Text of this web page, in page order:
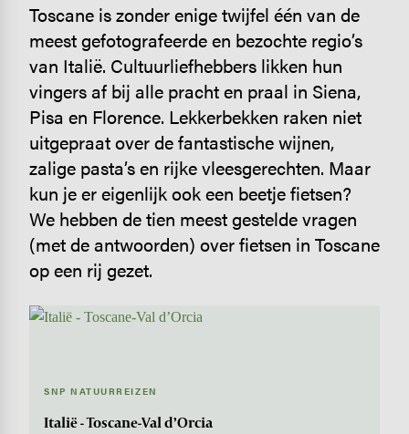
SNP NATUURREIZEN
Italië - Toscane-Val d’Orcia
Toscane is zonder enige twijfel één van de
meest gefotografeerde en bezochte regio’s
van Italië. Cultuurliefhebbers likken hun
vingers af bij alle pracht en praal in Siena,
Pisa en Florence. Lekkerbekken raken niet
uitgepraat over de fantastische wijnen,
zalige pasta’s en rijke vleesgerechten. Maar
kun je er eigenlijk ook een beetje fietsen?
We hebben de tien meest gestelde vragen
(met de antwoorden) over fietsen in Toscane
op een rij gezet.